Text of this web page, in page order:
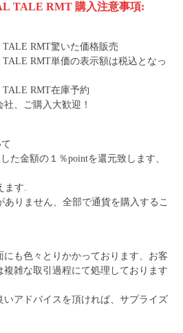
TALE RMT 購入注意事項:
TALE RMT驚いた価格販売
TALE RMT単価の表示額は税込となっ
TALE RMT在庫予約
、ご購入大歓迎！
た金額の１％pointを還元致します、
ます.
ありません、全部で通貨を購入するこ
も色々とりかかっております、お客
複雑な取引過程にて処理しております
アドバイスを頂ければ、サプライズ